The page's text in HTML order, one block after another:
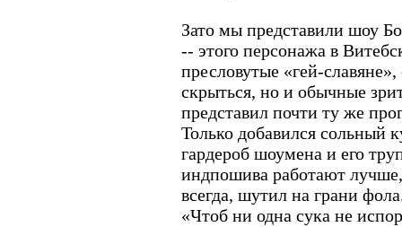
Зато мы представили шоу
-- этого персонажа в
пресловутые «гей-
скрыться, но и обычные
представил почти ту же
Только добавился сольный
гардероб шоумена и его
индпошива работают
всегда, шутил на грани
«Чтоб ни одна сука не